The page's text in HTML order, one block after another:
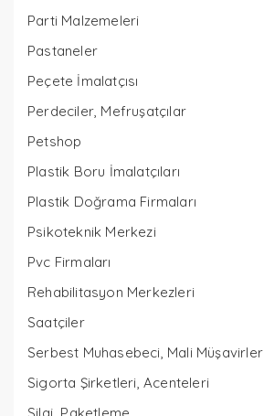
Parti Malzemeleri
Pastaneler
Peçete İmalatçısı
Perdeciler, Mefruşatçılar
Petshop
Plastik Boru İmalatçıları
Plastik Doğrama Firmaları
Psikoteknik Merkezi
Pvc Firmaları
Rehabilitasyon Merkezleri
Saatçiler
Serbest Muhasebeci, Mali Müşavirler
Sigorta Şirketleri, Acenteleri